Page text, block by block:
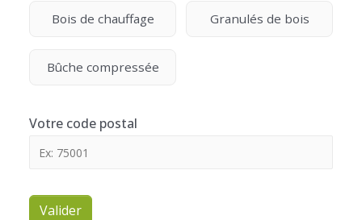
Bois de chauffage Granulés de bois
Bûche compressée
Votre code postal
Valider